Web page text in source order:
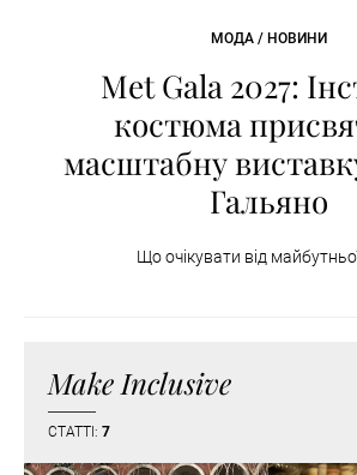
МОДА / НОВИНИ
Met Gala 2027:
костюма
масштабну
Гальяно
Що очікувати від
Make Inclusive
СТАТТІ: 7